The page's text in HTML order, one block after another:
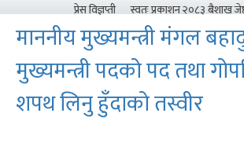
प्रेस विज्ञप्ती स्वतः प्रकाशन २०८३ बैशाख जेष्ठ
माननीय मुख्यमन्त्री मंगल
मुख्यमन्त्री पदको पद तथा
शपथ लिनु हुँदाको तस्वीर